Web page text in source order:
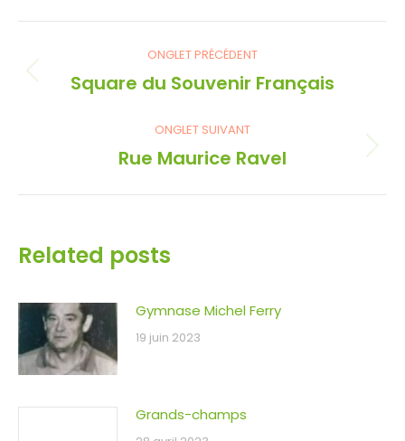
Navigation
de
commentaire
ONGLET PRÉCÉDENT
Onglet
Square du Souvenir Français
ONGLET SUIVANT
Onglet
Rue Maurice Ravel
Related posts
Gymnase Michel Ferry
19 juin 2023
Grands-champs